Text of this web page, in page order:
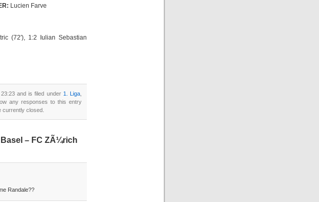
Lucien Farve
(72′), 1:2 Iulian Sebastian
and is filed under 1. Liga
any responses to this entry
currently closed.
– FC ZÃ¼rich
Randale??